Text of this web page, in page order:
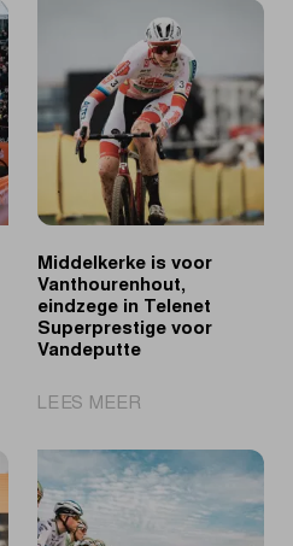
Middelkerke is voor
Vanthourenhout,
eindzege in Telenet
Superprestige voor
Vandeputte
LEES MEER
is
voor
Vanthourenhout,